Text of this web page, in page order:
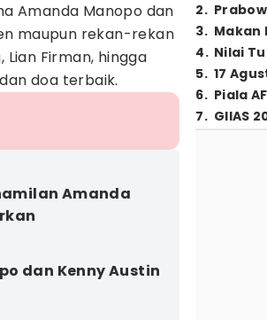
Amanda Manopo dan
maupun rekan-rekan
Lian Firman, hingga
doa terbaik.
Amanda
dan Kenny Austin
2.
3. Makan
4. Nilai
5. 17
6. Piala
7. GIIAS